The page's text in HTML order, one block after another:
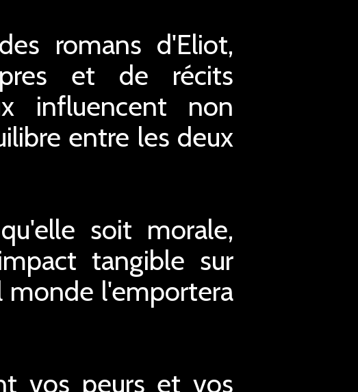
romans d'Eliot,
et de récits
influencent non
entre les deux
soit morale,
tangible sur
monde l'emportera
vos peurs et vos